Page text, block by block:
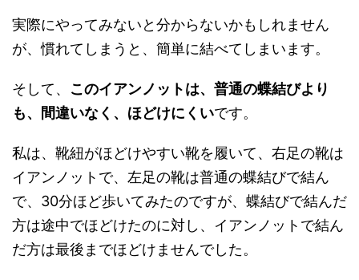
実際にやってみないと分からないかもしれません
が、慣れてしまうと、簡単に結べてしまいます。
そして、 このイアンノットは、普通の蝶結びより
も、間違いなく、ほどけにくいです。
私は、靴紐がほどけやすい靴を履いて、右足の靴は
イアンノットで、左足の靴は普通の蝶結びで結ん
で、30分ほど歩いてみたのですが、蝶結びで結んだ
方は途中でほどけたのに対し、イアンノットで結ん
だ方は最後までほどけませんでした。